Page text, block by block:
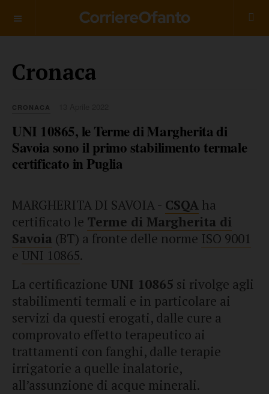
Cronaca
CRONACA
UNI 10865, le Terme di Margherita di
Savoia sono il primo stabilimento termale
certificato in Puglia
MARGHERITA DI SAVOIA - CSQA ha
certificato le Terme di Margherita di
Savoia (BT) a fronte delle norme ISO 9001
e UNI 10865.
La certificazione UNI 10865 si rivolge agli
stabilimenti termali e in particolare ai
servizi da questi erogati, dalle cure a
comprovato effetto terapeutico ai
trattamenti con fanghi, dalle terapie
irrigatorie a quelle inalatorie,
all’assunzione di acque minerali.